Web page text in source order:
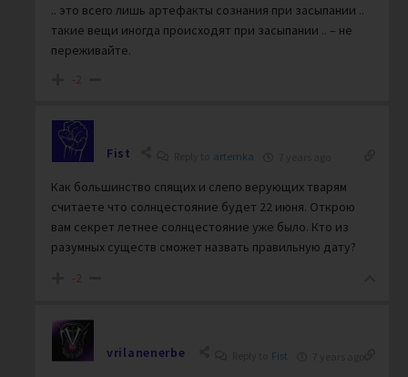
.. это всего лишь артефакты сознания при засыпании ..
такие вещи иногда происходят при засыпании .. – не
переживайте.
-2
Fist artemka
Как большинство спящих и слепо верующих тварям
считаете что солнцестояние будет 22 июня. Открою
вам секрет летнее солнцестояние уже было. Кто из
разумных существ сможет назвать правильную дату?
-2
vrilanenerbe Fist